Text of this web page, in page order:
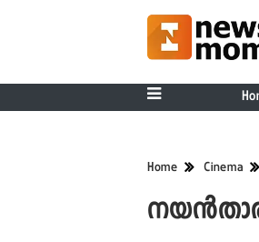
Home Cinema